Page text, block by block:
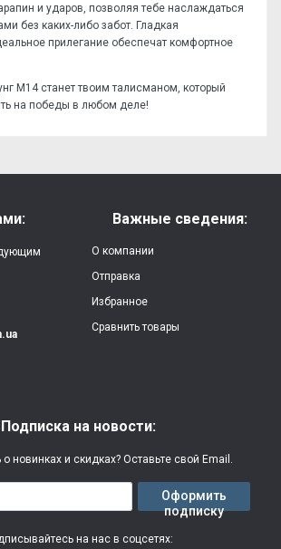
и ударов, позволяя тебе наслаждаться
без каких-либо забот. Гладкая
прилегание обеспечат комфортное
М14 станет твоим талисманом, который
на победы в любом деле!
от ударов,
яркая, четкая
гибкая)
3 месяца
или мнение
Важные сведения:
О компании
Отправка
Избранное
Сравнить товары
Подписка на новости:
новинках и скидках? Оставьте свой Email.
Оформить
подписку
на нас в соцсетях: